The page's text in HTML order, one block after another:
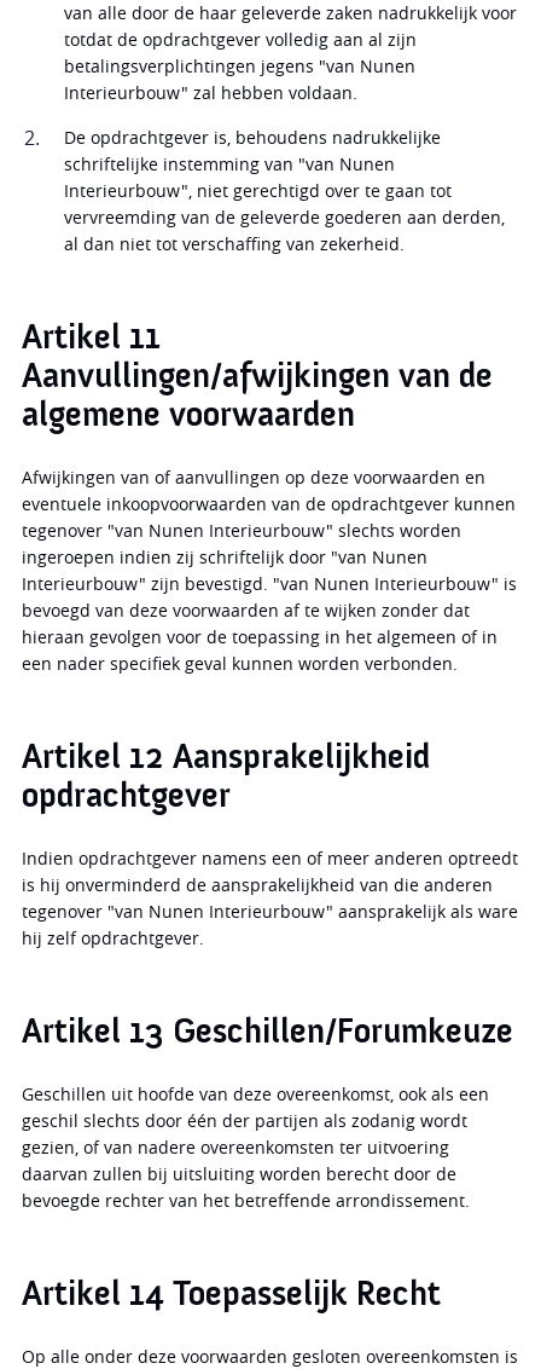
van alle door de haar geleverde zaken nadrukkelijk voor
totdat de opdrachtgever volledig aan al zijn
betalingsverplichtingen jegens "van Nunen
Interieurbouw" zal hebben voldaan.
De opdrachtgever is, behoudens nadrukkelijke
schriftelijke instemming van "van Nunen
Interieurbouw", niet gerechtigd over te gaan tot
vervreemding van de geleverde goederen aan derden,
al dan niet tot verschaffing van zekerheid.
Artikel 11
Aanvullingen/afwijkingen van de
algemene voorwaarden
Afwijkingen van of aanvullingen op deze voorwaarden en
eventuele inkoopvoorwaarden van de opdrachtgever kunnen
tegenover "van Nunen Interieurbouw" slechts worden
ingeroepen indien zij schriftelijk door "van Nunen
Interieurbouw" zijn bevestigd. "van Nunen Interieurbouw" is
bevoegd van deze voorwaarden af te wijken zonder dat
hieraan gevolgen voor de toepassing in het algemeen of in
een nader specifiek geval kunnen worden verbonden.
Artikel 12 Aansprakelijkheid
opdrachtgever
Indien opdrachtgever namens een of meer anderen optreedt
is hij onverminderd de aansprakelijkheid van die anderen
tegenover "van Nunen Interieurbouw" aansprakelijk als ware
hij zelf opdrachtgever.
Artikel 13 Geschillen/Forumkeuze
Geschillen uit hoofde van deze overeenkomst, ook als een
geschil slechts door één der partijen als zodanig wordt
gezien, of van nadere overeenkomsten ter uitvoering
daarvan zullen bij uitsluiting worden berecht door de
bevoegde rechter van het betreffende arrondissement.
Artikel 14 Toepasselijk Recht
Op alle onder deze voorwaarden gesloten overeenkomsten is